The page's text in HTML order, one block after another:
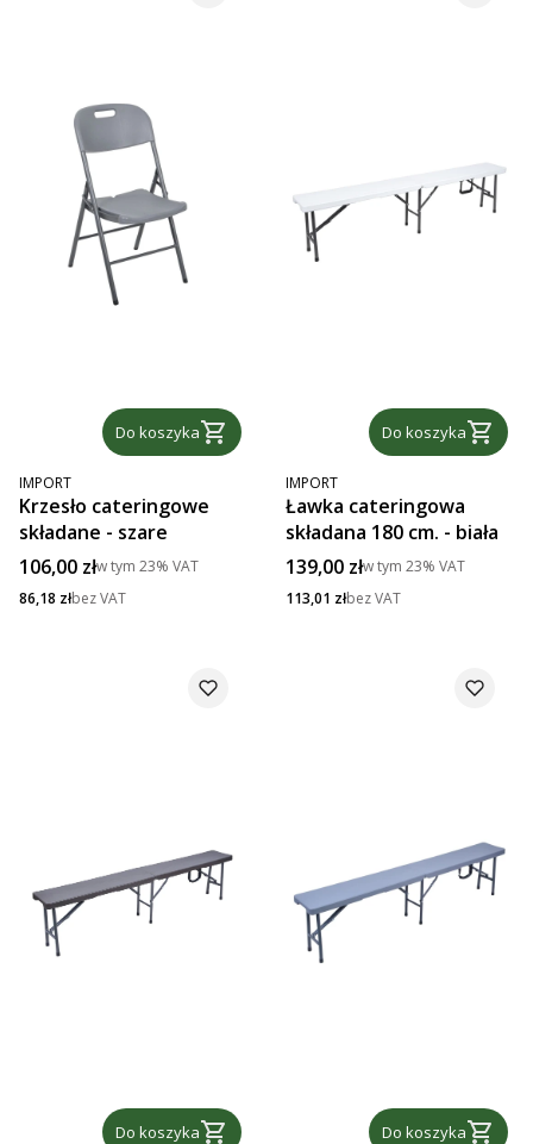
Do koszyka
PRODUCENT
IMPORT
Krzesło cateringowe
składane - szare
Cena brutto
106,00 złw tym 23% VAT
Cena netto
86,18 złbez VAT
Do koszyka
PRODUCENT
IMPORT
Ławka cateringowa
składana 180 cm. - biała
Cena brutto
139,00 złw tym 23% VAT
Cena netto
113,01 złbez VAT
Do koszyka Do koszyka